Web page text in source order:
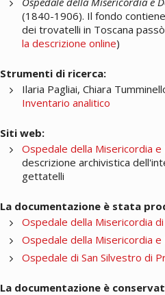
(1840-1906). Il fondo
dei trovatelli in Toscana
la descrizione online)
Strumenti di ricerca:
Ilaria Pagliai, Chiara
Inventario analitico
Siti web:
Ospedale della Misericordia
descrizione archivistica
gettatelli
La documentazione è stata
Ospedale della Misericordia
Ospedale della Misericordia
Ospedale di San Silvestro di
La documentazione è